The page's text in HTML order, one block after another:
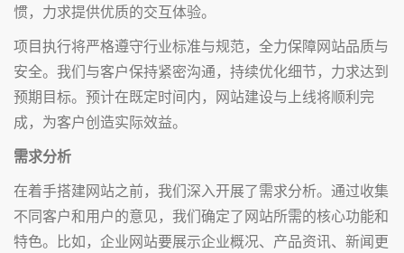
惯，力求提供优质的交互体验。
项目执行将严格遵守行业标准与规范，全力保障网站品质与
安全。我们与客户保持紧密沟通，持续优化细节，力求达到
预期目标。预计在既定时间内，网站建设与上线将顺利完
成，为客户创造实际效益。
需求分析
在着手搭建网站之前，我们深入开展了需求分析。通过收集
不同客户和用户的意见，我们确定了网站所需的核心功能和
特色。比如，企业网站要展示企业概况、产品资讯、新闻更